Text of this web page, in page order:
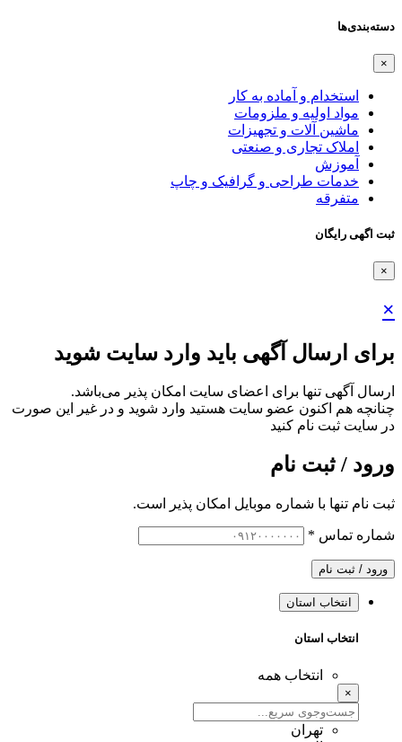
دسته‌بندی‌ها
×
استخدام و آماده به کار
مواد اولیه و ملزومات
ماشین آلات و تجهیزات
املاک تجاری و صنعتی
آموزش
خدمات طراحی و گرافیک و چاپ
متفرقه
ثبت اگهی رایگان
×
×
برای ارسال آگهی باید وارد سایت شوید
ارسال آگهی تنها برای اعضای سایت امکان پذیر می‌باشد.
چنانچه هم‌ اکنون عضو سایت هستید وارد شوید و در غیر این صورت
در سایت ثبت نام کنید
ورود / ثبت نام
ثبت نام تنها با شماره موبایل امکان پذیر است.
شماره تماس *
ورود / ثبت نام
انتخاب استان
انتخاب استان
انتخاب همه
×
تهران